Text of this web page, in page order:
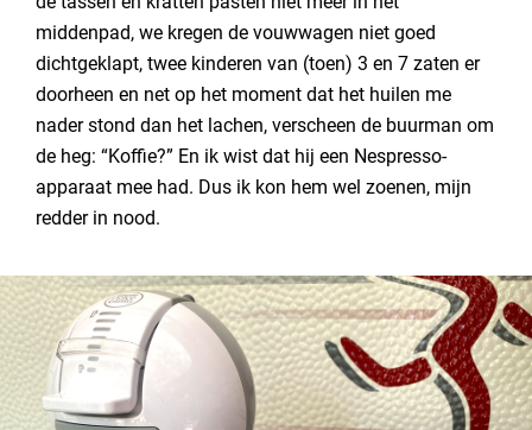
middenpad, we kregen de vouwwagen niet goed
dichtgeklapt, twee kinderen van (toen) 3 en 7 zaten er
doorheen en net op het moment dat het huilen me
nader stond dan het lachen, verscheen de buurman om
de heg: “Koffie?” En ik wist dat hij een Nespresso-
apparaat mee had. Dus ik kon hem wel zoenen, mijn
redder in nood.